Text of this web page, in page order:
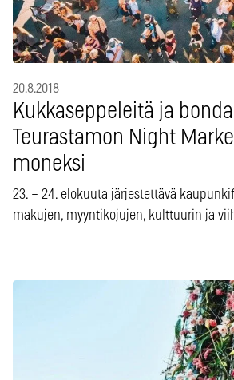
20.8.2018
Kukkaseppeleitä ja
Teurastamon Night
moneksi
23. – 24. elokuuta järjestettävä
makujen, myyntikojujen, kulttuurin ja